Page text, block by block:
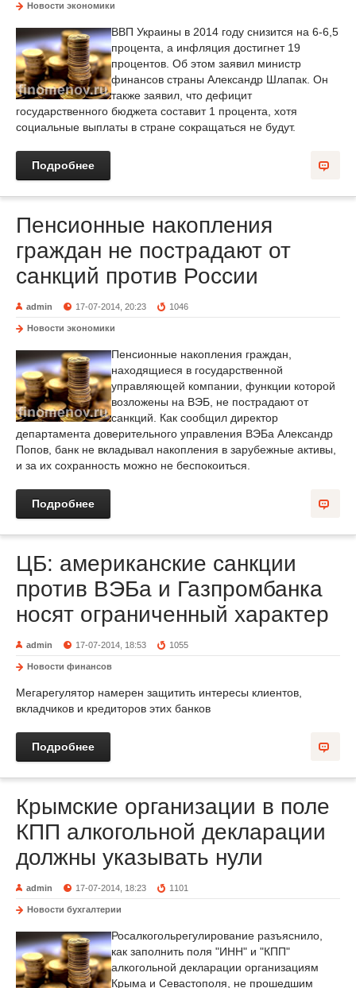
Новости экономики
ВВП Украины в 2014 году снизится на 6-6,5
процента, а инфляция достигнет 19
процентов. Об этом заявил министр
финансов страны Александр Шлапак. Он
также заявил, что дефицит
государственного бюджета составит 1 процента, хотя
социальные выплаты в стране сокращаться не будут.
Подробнее
Пенсионные накопления
граждан не пострадают от
санкций против России
admin 17-07-2014, 20:23 1046
Новости экономики
Пенсионные накопления граждан,
находящиеся в государственной
управляющей компании, функции которой
возложены на ВЭБ, не пострадают от
санкций. Как сообщил директор
департамента доверительного управления ВЭБа Александр
Попов, банк не вкладывал накопления в зарубежные активы,
и за их сохранность можно не беспокоиться.
Подробнее
ЦБ: американские санкции
против ВЭБа и Газпромбанка
носят ограниченный характер
admin 17-07-2014, 18:53 1055
Новости финансов
Мегарегулятор намерен защитить интересы клиентов,
вкладчиков и кредиторов этих банков
Подробнее
Крымские организации в поле
КПП алкогольной декларации
должны указывать нули
admin 17-07-2014, 18:23 1101
Новости бухгалтерии
Росалкогольрегулирование разъяснило,
как заполнить поля "ИНН" и "КПП"
алкогольной декларации организациям
Крыма и Севастополя, не прошедшим